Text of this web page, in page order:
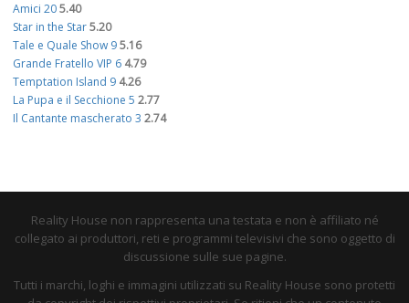
Amici 205.40
Star in the Star5.20
Tale e Quale Show 95.16
Grande Fratello VIP 6 4.79
Temptation Island 9 4.26
La Pupa e il Secchione 5 2.77
Il Cantante mascherato 3 2.74
Reality House non rappresenta una testata e non è affiliato né
collegato ai produttori, reti e programmi televisivi che sono oggetto di
discussione sulle sue pagine.
Tutti i marchi, loghi e immagini utilizzati su Reality House sono protetti